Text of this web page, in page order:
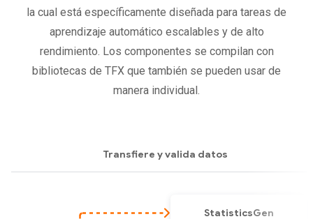
la cual está específicamente diseñada para tareas de
aprendizaje automático escalables y de alto
rendimiento. Los componentes se compilan con
bibliotecas de TFX que también se pueden usar de
manera individual.